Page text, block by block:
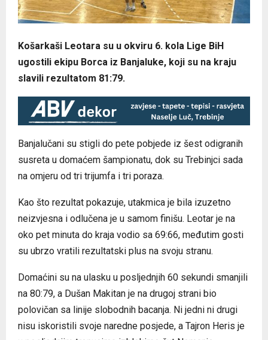
Košarkaši Leotara su u okviru 6. kola Lige BiH
ugostili ekipu Borca iz Banjaluke, koji su na kraju
slavili rezultatom 81:79.
Banjalučani su stigli do pete pobjede iz šest odigranih
susreta u domaćem šampionatu, dok su Trebinjci sada
na omjeru od tri trijumfa i tri poraza.
Kao što rezultat pokazuje, utakmica je bila izuzetno
neizvjesna i odlučena je u samom finišu. Leotar je na
oko pet minuta do kraja vodio sa 69:66, međutim gosti
su ubrzo vratili rezultatski plus na svoju stranu.
Domaćini su na ulasku u posljednjih 60 sekundi smanjili
na 80:79, a Dušan Makitan je na drugoj strani bio
polovičan sa linije slobodnih bacanja. Ni jedni ni drugi
nisu iskoristili svoje naredne posjede, a Tajron Heris je